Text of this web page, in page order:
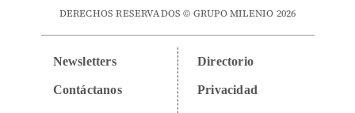
DERECHOS RESERVADOS © GRUPO MILENIO 2026
Newsletters
Contáctanos
Directorio
Privacidad